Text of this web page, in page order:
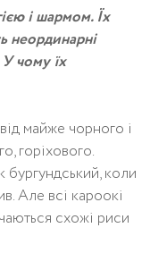
і шармом. Їх
неординарні
У чому їх
майже чорного і
горіхового.
бургундський, коли
Але всі кароокі
схожі риси